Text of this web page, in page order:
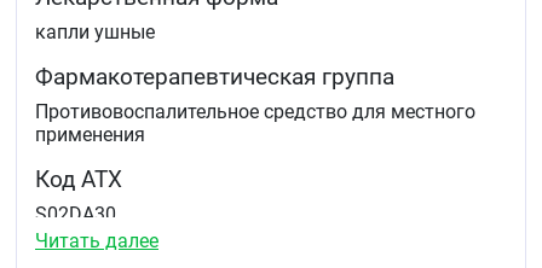
капли ушные
Фармакотерапевтическая группа
Противовоспалительное средство для местного
применения
Код АТХ
S02DA30
Листок-вкладыш — информации для
Читать далее